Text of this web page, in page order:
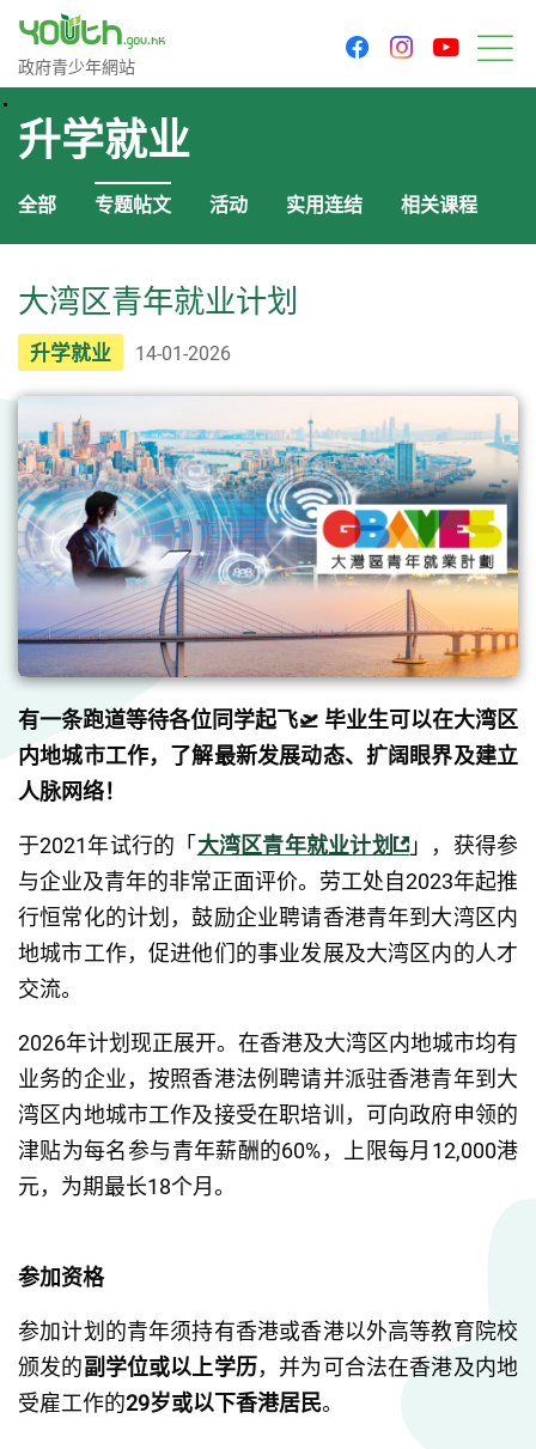
政府青少年网站
政府青少年網站
facebookinstagram
升学就业
全部 专题帖文 活动 实用连结 相关课程
大湾区青年就业计划
升学就业 14-01-2026
有一条跑道等待各位同学起飞🛫️ 毕业生可以在大湾区
内地城市工作，了解最新发展动态、扩阔眼界及建立
人脉网络！
于2021年试行的「大湾区青年就业计划
」，获得参
与企业及青年的非常正面评价。劳工处自2023年起推
行恒常化的计划，鼓励企业聘请香港青年到大湾区内
地城市工作，促进他们的事业发展及大湾区内的人才
交流。
2026年计划现正展开。在香港及大湾区内地城市均有
业务的企业，按照香港法例聘请并派驻香港青年到大
湾区内地城市工作及接受在职培训，可向政府申领的
津贴为每名参与青年薪酬的60%，上限每月12,000港
元，为期最长18个月。
参加资格
参加计划的青年须持有香港或香港以外高等教育院校
颁发的副学位或以上学历，并为可合法在香港及内地
受雇工作的29岁或以下香港居民。